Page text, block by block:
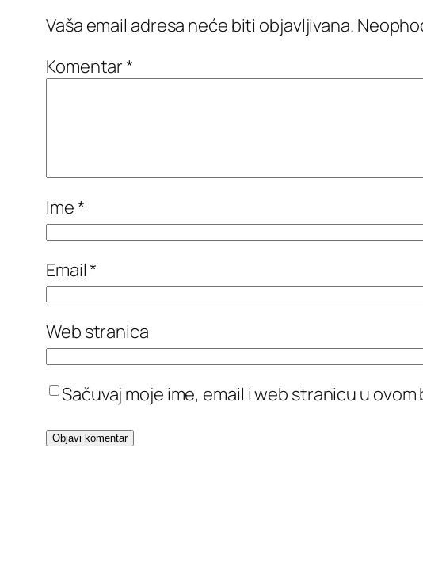
Vaša email adresa neće biti objavljivana.
Komentar*
Ime*
Email*
Web stranica
Sačuvaj moje ime, email i web stranicu u